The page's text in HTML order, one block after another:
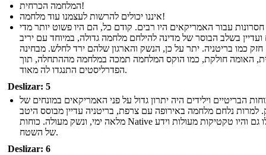
המלחמה הכרחית!
איננו יכולים להרשות לעצמנו עוד מלחמה!
חסרונות עבור האמריקאים היו רבים. קודם כל, הם היו פשוט יותר מדי
ועדיין בשלב הבוסר של מדינה להילחם מלחמה גדולה, במיוחד עם יריב
חזק כמו בריטניה. יתר על כן, הנשק והארגון שלהם ירד לחלש. מבחינה
האומה חולקת, כמו הוקס המלחמה תמכה במלחמה מההתחלה, תוך
הפדרליסטים התנגדו לה מאוד.
Deslizar: 5
הבריטיים וילידים היה יתרון גדול על פני האמריקאים במונחים של
למרות נלחם מלחמה באירופה עם צרפת, בריטניה עדיין מבוסס היטב
מלאה ימי, ונשק מעולה. כוחות Native הובלו גם והיו טקטיקות מעולות וידע
של השטח.
Deslizar: 6